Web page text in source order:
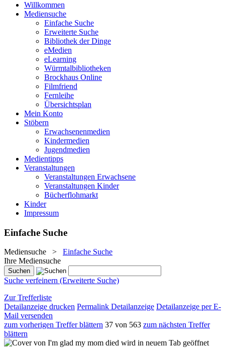
Willkommen
Mediensuche
Einfache Suche
Erweiterte Suche
Bibliothek der Dinge
eMedien
eLearning
Würmtalbibliotheken
Brockhaus Online
Filmfriend
Fernleihe
Übersichtsplan
Mein Konto
Stöbern
Erwachsenenmedien
Kindermedien
Jugendmedien
Medientipps
Veranstaltungen
Veranstaltungen Erwachsene
Veranstaltungen Kinder
Bücherflohmarkt
Kinder
Impressum
Einfache Suche
Mediensuche > Einfache Suche
Ihre Mediensuche
Suche verfeinern (Erweiterte Suche)
Zur Trefferliste
Detailanzeige drucken Permalink Detailanzeige Detailanzeige per E-
Mail versenden
zum vorherigen Treffer blättern 37 von 563 zum nächsten Treffer
blättern
wird in neuem Tab geöffnet